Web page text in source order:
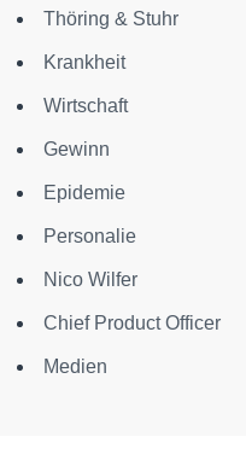
Thöring & Stuhr
Krankheit
Wirtschaft
Gewinn
Epidemie
Personalie
Nico Wilfer
Chief Product Officer
Medien